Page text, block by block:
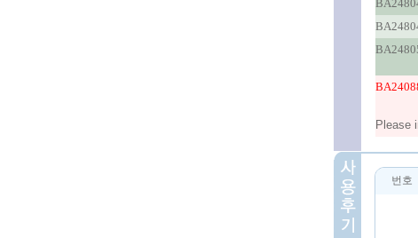
Please
번호